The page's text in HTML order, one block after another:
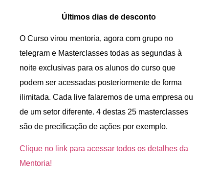
Últimos dias de desconto
O Curso virou mentoria, agora com grupo no
telegram e Masterclasses todas as segundas à
noite exclusivas para os alunos do curso que
podem ser acessadas posteriormente de forma
ilimitada. Cada live falaremos de uma empresa ou
de um setor diferente. 4 destas 25 masterclasses
são de precificação de ações por exemplo.
Clique no link para acessar todos os detalhes da
Mentoria!